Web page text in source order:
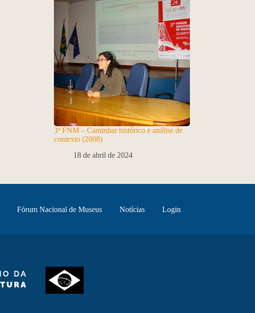
3º FNM – Caminhar histórico e análise de
contexto (2008)
18 de abril de 2024
Fórum Nacional de Museus Notícias Login